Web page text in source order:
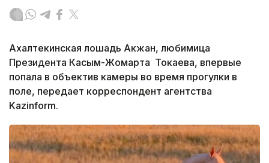
Ахалтекинская лошадь Акжан, любимица
Президента Касым-Жомарта Токаева, впервые
попала в объектив камеры во время прогулки в
поле, передает корреспондент агентства
Kazinform.